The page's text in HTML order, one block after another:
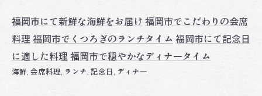
福岡市にて新鮮な海鮮をお届け 福岡市でこだわりの会席
料理福岡市でくつろぎのランチタイム 福岡市にて記念日
に適した料理福岡市で穏やかなディナータイム
海鮮 会席料理 ランチ 記念日 ディナー